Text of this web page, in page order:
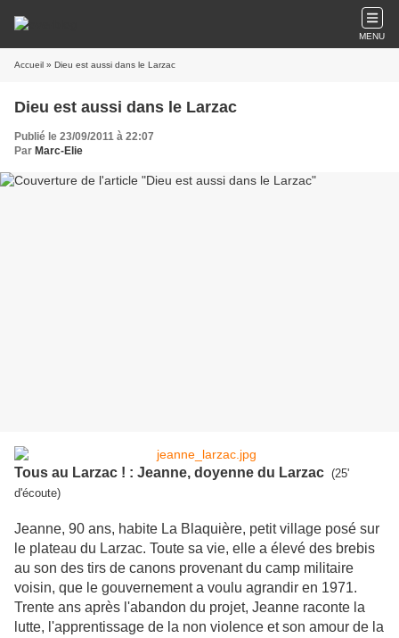
MENU
Accueil » Dieu est aussi dans le Larzac
Dieu est aussi dans le Larzac
Publié le 23/09/2011 à 22:07
Par Marc-Elie
Tous au Larzac ! : Jeanne, doyenne du Larzac (25'
d'écoute)
Jeanne, 90 ans, habite La Blaquière, petit village posé sur
le plateau du Larzac. Toute sa vie, elle a élevé des brebis
au son des tirs de canons provenant du camp militaire
voisin, que le gouvernement a voulu agrandir en 1971.
Trente ans après l'abandon du projet, Jeanne raconte la
lutte, l'apprentissage de la non violence et son amour de la